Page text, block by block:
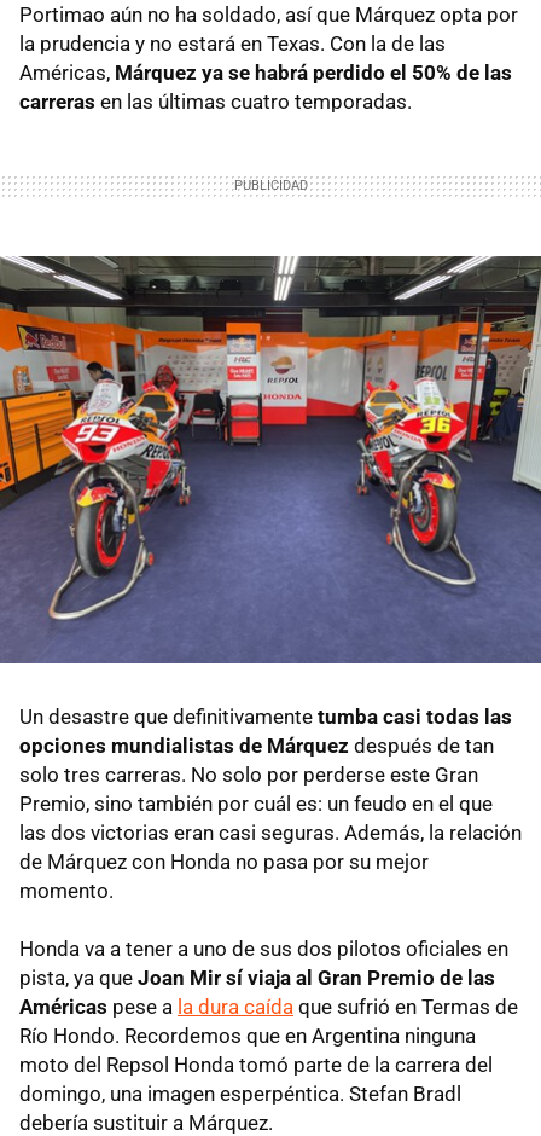
Portimao aún no ha soldado, así que Márquez opta por
la prudencia y no estará en Texas. Con la de las
Américas, Márquez ya se habrá perdido el 50% de las
carreras en las últimas cuatro temporadas.
Un desastre que definitivamente tumba casi todas las
opciones mundialistas de Márquez después de tan
solo tres carreras. No solo por perderse este Gran
Premio, sino también por cuál es: un feudo en el que
las dos victorias eran casi seguras. Además, la relación
de Márquez con Honda no pasa por su mejor
momento.
Honda va a tener a uno de sus dos pilotos oficiales en
pista, ya que Joan Mir sí viaja al Gran Premio de las
Américas pese a la dura caída que sufrió en Termas de
Río Hondo. Recordemos que en Argentina ninguna
moto del Repsol Honda tomó parte de la carrera del
domingo, una imagen esperpéntica. Stefan Bradl
debería sustituir a Márquez.